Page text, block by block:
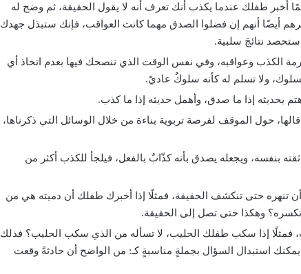
أخبر طفلك عندما يكذب أنك تعرف أنه لا يقول الحقيقة، ثم وضح له
أيضًا أنهم إن فضلوا الصدق مهما كانت العواقب، فإنك ستبذل جهدك
نتائجَ سلبية.
الكذب وعواقبه، وفي نفس الوقت الذي ننصحك فيها بعدم اتخاذ أي
ولا تسلم له كأنه سلوكٌ عاديّ.
بحديثه إذا ما صدق، وأهمل حديثه إذا ما كذب.
حول الموقف لفرصة تربوية بناءة من خلال الوسائل التي ذكرناها،
بنفسه، ويجعله يصدق بأنه كذّابٌ بالفعل، فيلجأ للكذب أكثر من
تنهره حتى تنكشف الحقيقة، فمثلًا إذا أخبرك طفلك أن دميته هي من
وهكذا حتى تصل إلى الحقيقة.
فمثلًا إذا سكب طفلك الحليب، لا تسأله من الذي سكب الحليب؟ فذلك
استبدال السؤال بجملةٍ مناسبةٍ كـ: من الواضح أن حادثةً وقعت